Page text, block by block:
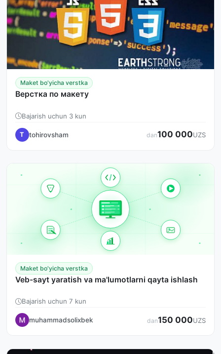
Maket bo'yicha verstka
Верстка по макету
Bajarish uchun 3 kun
T tohirovsham dan100 000UZS
Maket bo'yicha verstka
Veb-sayt yaratish va ma'lumotlarni qayta ishlash
Bajarish uchun 7 kun
muhammadsolixbek dan150 000UZS